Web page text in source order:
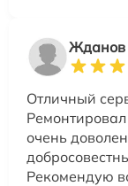
Жданов
Отличный
Ремонтировал
очень
Рекомендую